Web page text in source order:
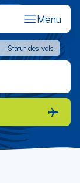
Menu
Statut des vols
Statut des vols